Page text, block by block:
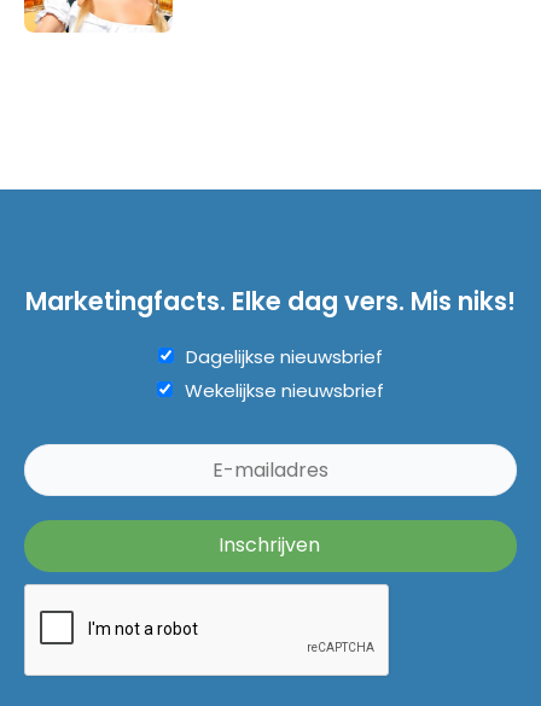
Marketingfacts. Elke dag vers. Mis niks!
Dagelijkse nieuwsbrief
Wekelijkse nieuwsbrief